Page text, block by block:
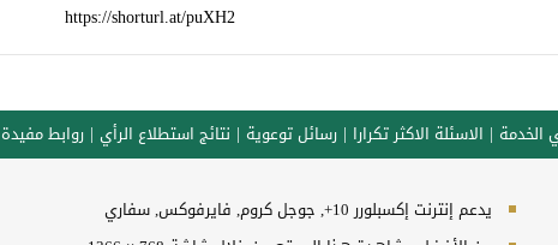
https://shorturl.at/puXH2
الخدمة الاسئلة الاكثر تكرارا رسائل توعوية نتائج استطلاع الرأي روابط مفيدة
يدعم إنترنت إكسبلورر 10+, جوجل كروم, فايرفوكس, سفاري